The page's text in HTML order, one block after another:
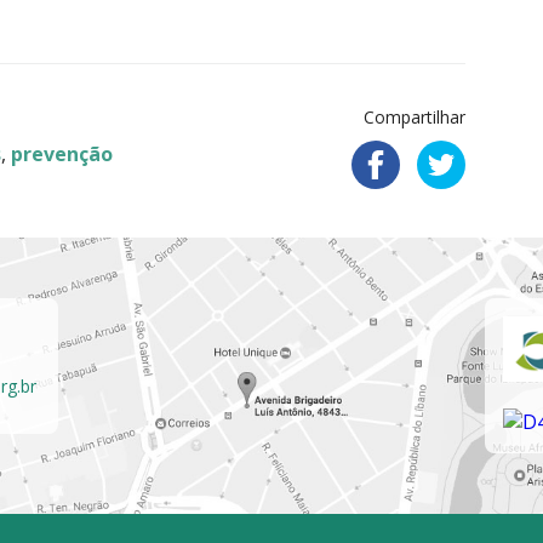
, prevenção
Compartilhar